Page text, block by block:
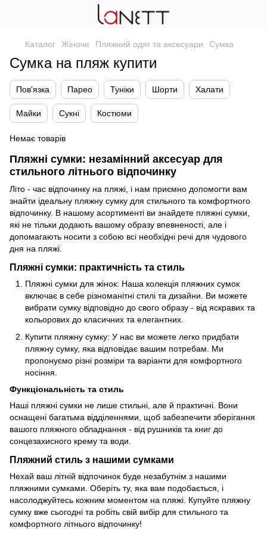
Каталог Жіноче Пляжний одяг та аксесуари Сумка
Сумка на пляж купити
Пов'язка Парео Туніки Шорти Халати
Майки Сукні Костюми
Немає товарів
Пляжні сумки: незамінний аксесуар для
стильного літнього відпочинку
Літо - час відпочинку на пляжі, і нам приємно допомогти вам
знайти ідеальну пляжну сумку для стильного та комфортного
відпочинку. В нашому асортименті ви знайдете пляжні сумки,
які не тільки додають вашому образу впевненості, але і
допомагають носити з собою всі необхідні речі для чудового
дня на пляжі.
Пляжні сумки: практичність та стиль
Пляжні сумки для жінок: Наша колекція пляжних сумок
включає в себе різноманітні стилі та дизайни. Ви можете
вибрати сумку відповідно до свого образу - від яскравих та
кольорових до класичних та елегантних.
Купити пляжну сумку: У нас ви можете легко придбати
пляжну сумку, яка відповідає вашим потребам. Ми
пропонуємо різні розміри та варіанти для комфортного
носіння.
Функціональність та стиль
Наші пляжні сумки не лише стильні, але й практичні. Вони
оснащені багатьма відділеннями, щоб забезпечити зберігання
вашого пляжного обладнання - від рушників та книг до
сонцезахисного крему та води.
Пляжний стиль з нашими сумками
Нехай ваш літній відпочинок буде незабутнім з нашими
пляжними сумками. Оберіть ту, яка вам подобається, і
насолоджуйтесь кожним моментом на пляжі. Купуйте пляжну
сумку вже сьогодні та робіть свій вибір для стильного та
комфортного літнього відпочинку!